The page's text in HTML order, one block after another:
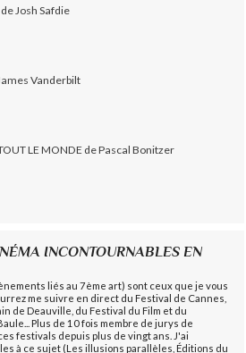
Josh Safdie
Vanderbilt
LE MONDE de Pascal Bonitzer
INCONTOURNABLES EN
liés au 7ème art) sont ceux que je vous
me suivre en direct du Festival de Cannes,
de Deauville, du Festival du Film et du
Plus de 10 fois membre de jurys de
festivals depuis plus de vingt ans. J'ai
à ce sujet (Les illusions parallèles, Éditions du